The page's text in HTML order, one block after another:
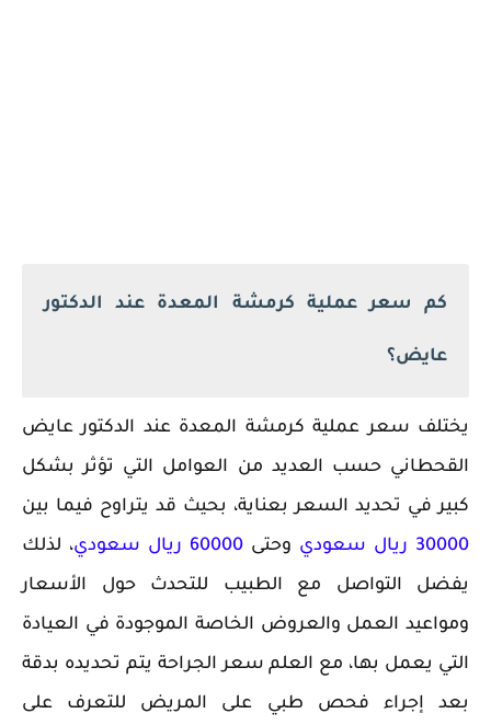
كم سعر عملية كرمشة المعدة عند الدكتور
عايض؟
يختلف سعر عملية كرمشة المعدة عند الدكتور عايض
القحطاني حسب العديد من العوامل التي تؤثر بشكل
كبير في تحديد السعر بعناية، بحيث قد يتراوح فيما بين
30000 ريال سعودي
وحتى 60000 ريال سعودي
، لذلك
يفضل التواصل مع الطبيب للتحدث حول الأسعار
ومواعيد العمل والعروض الخاصة الموجودة في العيادة
التي يعمل بها، مع العلم سعر الجراحة يتم تحديده بدقة
بعد إجراء فحص طبي على المريض للتعرف على